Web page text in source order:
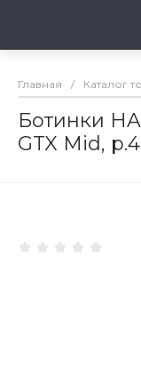
Главная / Каталог
Ботинки
GTX Mid,